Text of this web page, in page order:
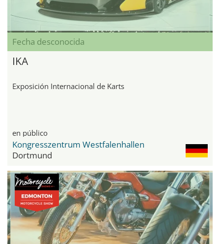
Fecha desconocida
IKA
Exposición Internacional de Karts
en público
Kongresszentrum Westfalenhallen
Dortmund